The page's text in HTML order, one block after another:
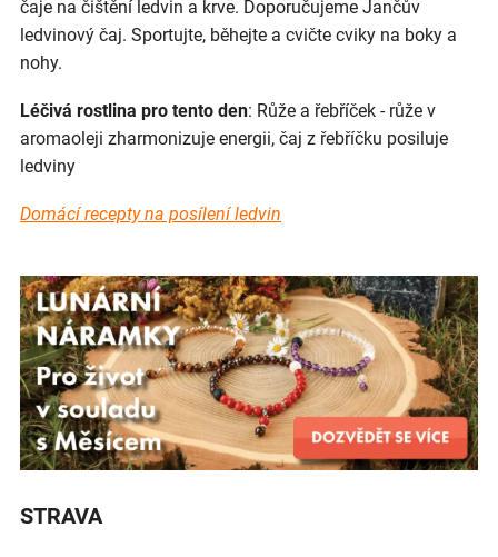
čaje na čištění ledvin a krve. Doporučujeme Jančův
ledvinový čaj. Sportujte, běhejte a cvičte cviky na boky a
nohy.
Léčivá rostlina pro tento den: Růže a řebříček - růže v
aromaoleji zharmonizuje energii, čaj z řebříčku posiluje
ledviny
Domácí recepty na posílení ledvin
STRAVA